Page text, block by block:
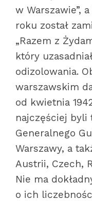
w Warszawie”,
roku został
„Razem z
który
odizolowania.
warszawskim
od kwietnia
najczęściej byli
Generalnego
Warszawy, a
Austrii, Czech,
Nie ma
o ich